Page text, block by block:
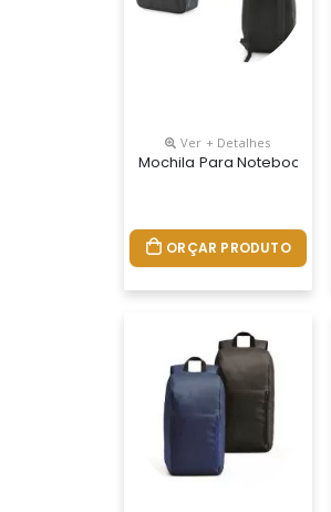
Ver + Detalhes
Mochila Para Notebook
ORÇAR PRODUTO